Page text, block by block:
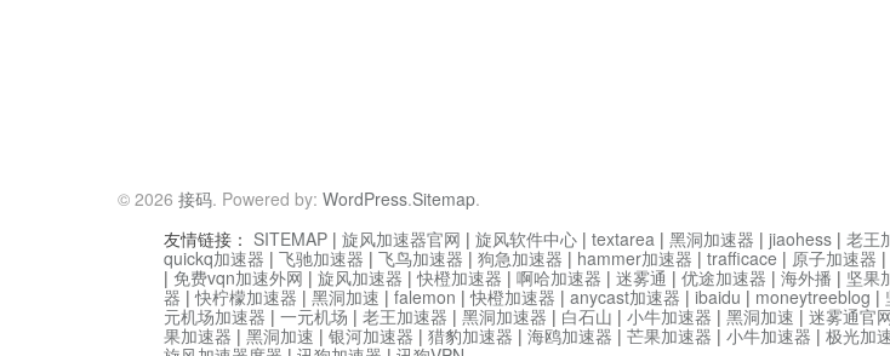
© 2026 接码. Powered by: WordPress.Sitemap.
友情链接： SITEMAP | 旋风加速器官网 | 旋风软件中心 | textarea | 黑洞加速器 | jiaohess | 老王
quickq加速器 | 飞驰加速器 | 飞鸟加速器 | 狗急加速器 | hammer加速器 | trafficace | 原子加速器 |
| 免费vqn加速外网 | 旋风加速器 |快橙加速器 | 啊哈加速器 | 迷雾通 | 优途加速器 | 海外播 | 坚果
器 |快柠檬加速器 | 黑洞加速 | falemon |快橙加速器 | anycast加速器 | ibaidu | moneytreeblog |
元机场加速器 | 一元机场 | 老王加速器 | 黑洞加速器 | 白石山 | 小牛加速器 | 黑洞加速 | 迷雾通官
果加速器 | 黑洞加速 | 银河加速器 | 猎豹加速器 | 海鸥加速器 | 芒果加速器 | 小牛加速器 | 极光加